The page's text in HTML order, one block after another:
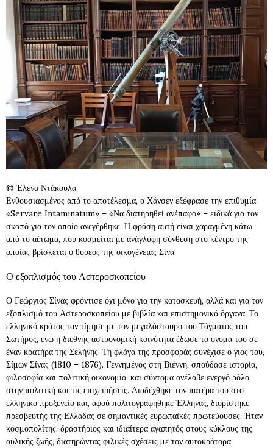
© Έλενα Ντάκουλα
Ενθουσιασμένος από το αποτέλεσμα, ο Χάνσεν εξέφρασε την επιθυμία
«Servare Intaminatum» – «Να διατηρηθεί ανέπαφο» – ειδικά για τον
σκοπό για τον οποίο ανεγέρθηκε. Η φράση αυτή είναι χαραγμένη κάτω
από το αέτωμα, που κοσμείται με ανάγλυφη σύνθεση στο κέντρο της
οποίας βρίσκεται ο θυρεός της οικογένειας Σίνα.
Ο εξοπλισμός του Αστεροσκοπείου
Ο Γεώργιος Σίνας φρόντισε όχι μόνο για την κατασκευή, αλλά και για τον
εξοπλισμό του Αστεροσκοπείου με βιβλία και επιστημονικά όργανα. Το
ελληνικό κράτος τον τίμησε με τον μεγαλόσταυρο του Τάγματος του
Σωτήρος, ενώ η διεθνής αστρονομική κοινότητα έδωσε το όνομά του σε
έναν κρατήρα της Σελήνης. Τη φλόγα της προσφοράς συνέχισε ο γιος του,
Σίμων Σίνας (1810 – 1876). Γεννημένος στη Βιέννη, σπούδασε ιστορία,
φιλοσοφία και πολιτική οικονομία, και σύντομα ανέλαβε ενεργό ρόλο
στην πολιτική και τις επιχειρήσεις. Διαδέχθηκε τον πατέρα του στο
ελληνικό προξενείο και, αφού πολιτογραφήθηκε Έλληνας, διορίστηκε
πρεσβευτής της Ελλάδας σε σημαντικές ευρωπαϊκές πρωτεύουσες. Ήταν
κοσμοπολίτης, δραστήριος και ιδιαίτερα αγαπητός στους κύκλους της
αυλικής ζωής, διατηρώντας φιλικές σχέσεις με τον αυτοκράτορα